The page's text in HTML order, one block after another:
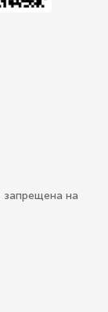
запрещена на